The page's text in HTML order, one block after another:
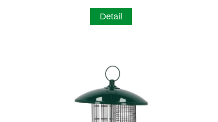
Detail